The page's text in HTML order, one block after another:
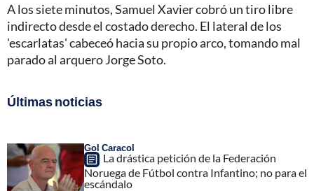
A los siete minutos, Samuel Xavier cobró un tiro libre
indirecto desde el costado derecho. El lateral de los
'escarlatas' cabeceó hacia su propio arco, tomando mal
parado al arquero Jorge Soto.
Últimas noticias
Gol Caracol
La drástica petición de la Federación
Noruega de Fútbol contra Infantino; no para el
escándalo